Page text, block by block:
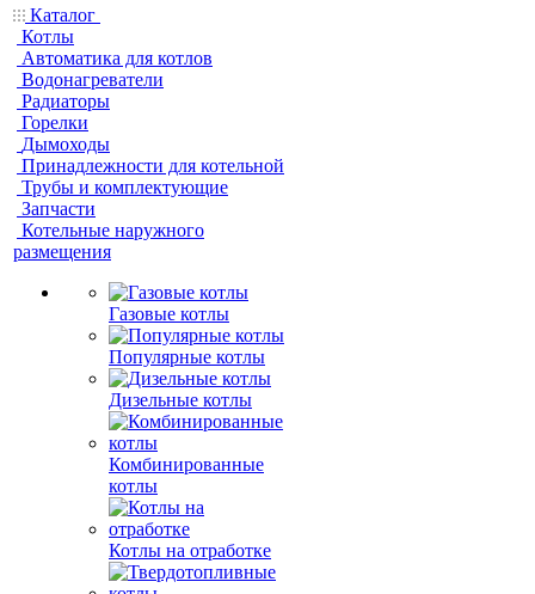
Каталог
Котлы
Автоматика для котлов
Водонагреватели
Радиаторы
Горелки
Дымоходы
Принадлежности для котельной
Трубы и комплектующие
Запчасти
Котельные наружного
размещения
Газовые котлы
Популярные котлы
Дизельные котлы
Комбинированные
котлы
Котлы на отработке